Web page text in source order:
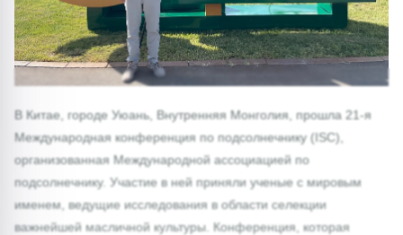
В Китае, городе Уюань, Внутренняя Монголия, прошла 21-я
Международная конференция по подсолнечнику (ISC),
организованная Международной ассоциацией по
подсолнечнику. Участие в ней приняли ученые с мировым
именем, ведущие исследования в области селекции
важнейшей масличной культуры. Конференция, которая